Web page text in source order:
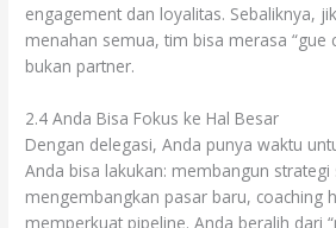
engagement dan loyalitas. Sebaliknya,
menahan semua, tim bisa merasa “gue
bukan partner.
2.4 Anda Bisa Fokus ke Hal Besar
Dengan delegasi, Anda punya waktu
Anda bisa lakukan: membangun strategi
mengembangkan pasar baru, coaching
memperkuat pipeline. Anda beralih dari